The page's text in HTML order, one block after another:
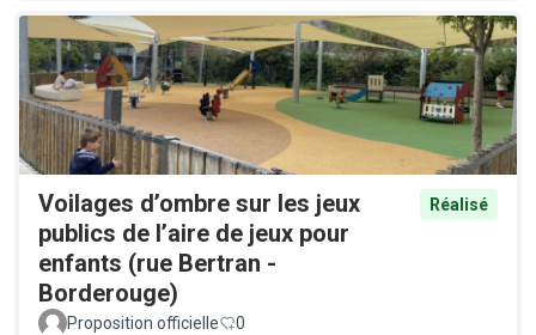
Voilages d’ombre sur les jeux
publics de l’aire de jeux pour
enfants (rue Bertran -
Borderouge)
Réalisé
Proposition officielle 0